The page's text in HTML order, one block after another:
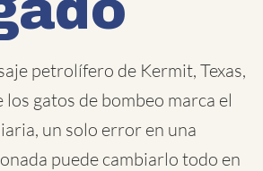
petrolífero de Kermit, Texas,
gatos de bombeo marca el
un solo error en una
puede cambiarlo todo en